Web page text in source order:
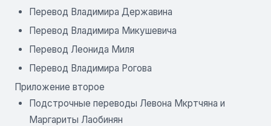
Перевод Владимира Державина
Перевод Владимира Микушевича
Перевод Леонида Миля
Перевод Владимира Рогова
Приложение второе
Подстрочные переводы Левона Мкртчяна и
Маргариты Лаобинян